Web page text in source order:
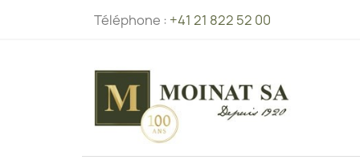
Téléphone : +41 21 822 52 00